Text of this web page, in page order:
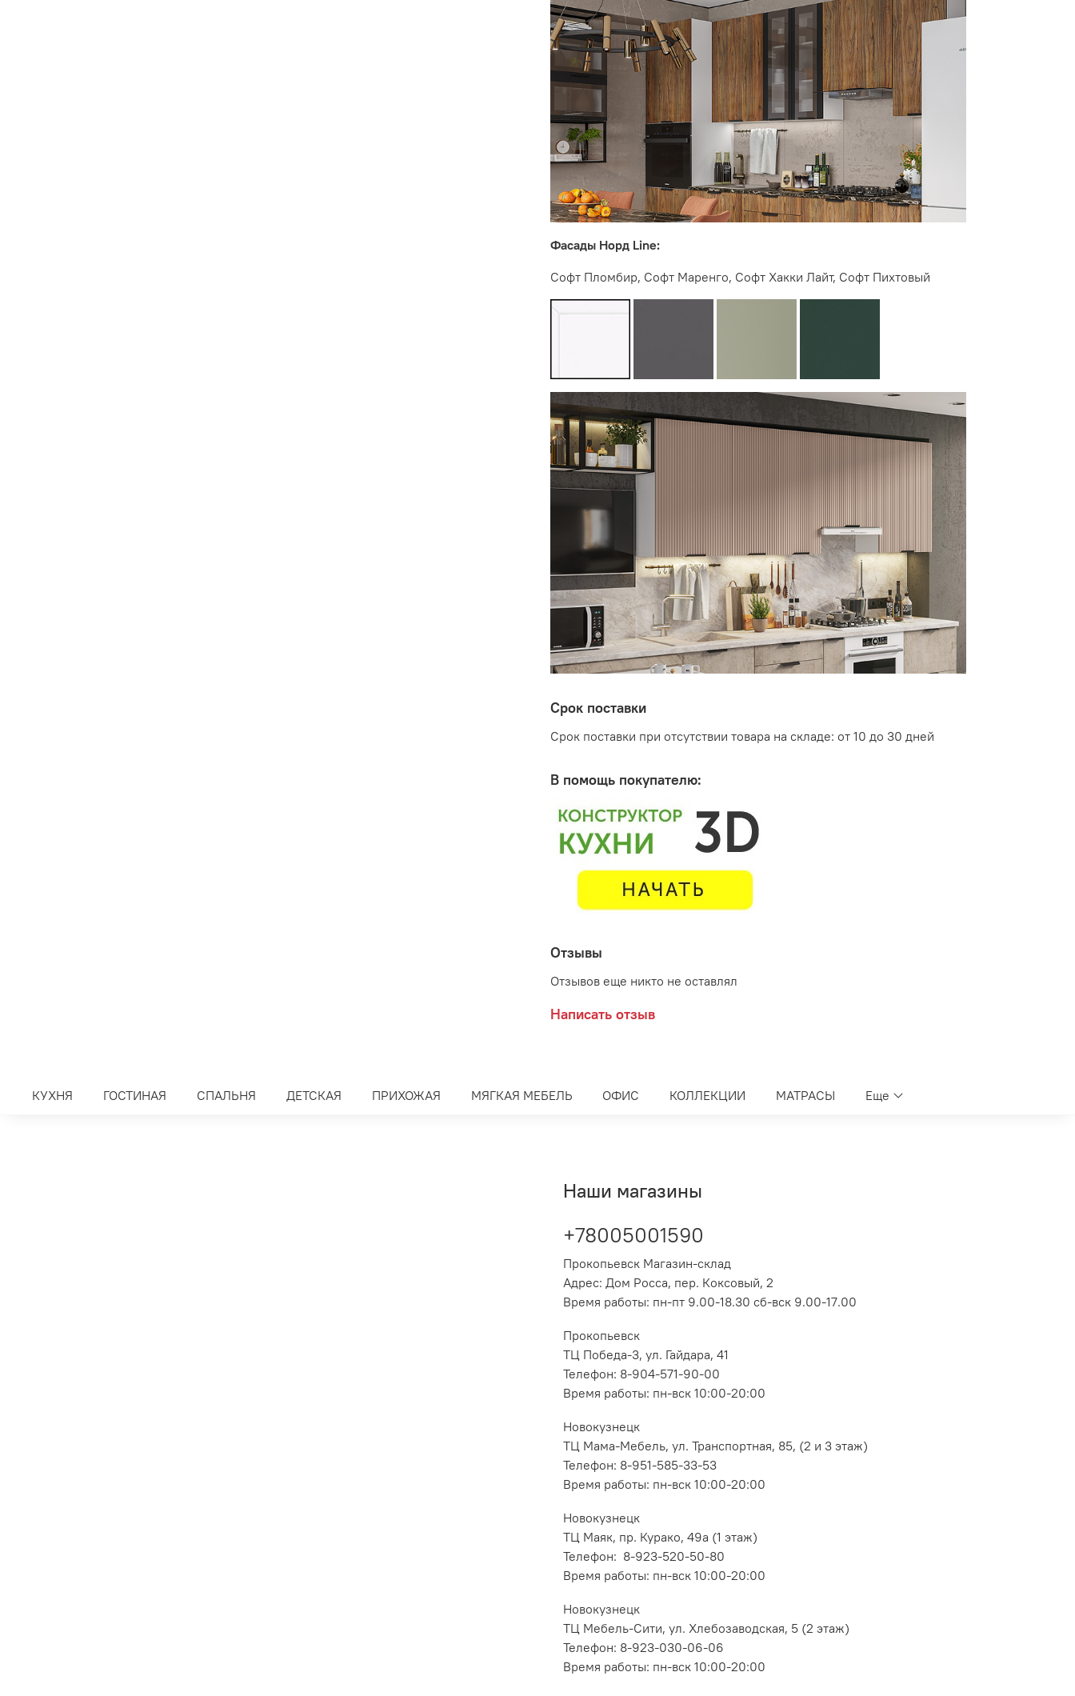
Фасады Норд Line:
Софт Пломбир, Софт Маренго, Софт Хакки Лайт, Софт Пихтовый
Срок поставки
Срок поставки при отсутствии товара на складе: от 10 до 30 дней
В помощь покупателю:
Отзывы
Отзывов еще никто не оставлял
Написать отзыв
КУХНЯ ГОСТИНАЯ СПАЛЬНЯ ДЕТСКАЯ ПРИХОЖАЯ МЯГКАЯ МЕБЕЛЬ ОФИС КОЛЛЕКЦИИ МАТРАСЫ Еще
Наши магазины
+78005001590
Прокопьевск Магазин-склад
Адрес: Дом Росса, пер. Коксовый, 2
Время работы: пн-пт 9.00-18.30 сб-вск 9.00-17.00
Прокопьевск
ТЦ Победа-3, ул. Гайдара, 41
Телефон: 8-904-571-90-00
Время работы: пн-вск 10:00-20:00
Новокузнецк
ТЦ Мама-Мебель, ул. Транспортная, 85, (2 и 3 этаж)
Телефон: 8-951-585-33-53
Время работы: пн-вск 10:00-20:00
Новокузнецк
ТЦ Маяк, пр. Курако, 49а (1 этаж)
Телефон: 8-923-520-50-80
Время работы: пн-вск 10:00-20:00
Новокузнецк
ТЦ Мебель-Сити, ул. Хлебозаводская, 5 (2 этаж)
Телефон: 8-923-030-06-06
Время работы: пн-вск 10:00-20:00